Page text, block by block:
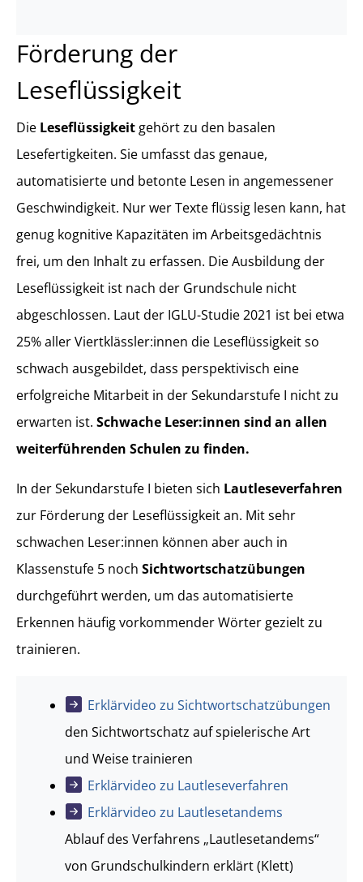
Förderung der
Leseflüssigkeit
Die Leseflüssigkeit gehört zu den basalen
Lesefertigkeiten. Sie umfasst das genaue,
automatisierte und betonte Lesen in angemessener
Geschwindigkeit. Nur wer Texte flüssig lesen kann, hat
genug kognitive Kapazitäten im Arbeitsgedächtnis
frei, um den Inhalt zu erfassen. Die Ausbildung der
Leseflüssigkeit ist nach der Grundschule nicht
abgeschlossen. Laut der IGLU-Studie 2021 ist bei etwa
25% aller Viertklässler:innen die Leseflüssigkeit so
schwach ausgebildet, dass perspektivisch eine
erfolgreiche Mitarbeit in der Sekundarstufe I nicht zu
erwarten ist. Schwache Leser:innen sind an allen
weiterführenden Schulen zu finden.
In der Sekundarstufe I bieten sich Lautleseverfahren
zur Förderung der Leseflüssigkeit an. Mit sehr
schwachen Leser:innen können aber auch in
Klassenstufe 5 noch Sichtwortschatzübungen
durchgeführt werden, um das automatisierte
Erkennen häufig vorkommender Wörter gezielt zu
trainieren.
Erklärvideo zu Sichtwortschatzübungen
den Sichtwortschatz auf spielerische Art
und Weise trainieren
Erklärvideo zu Lautleseverfahren
Erklärvideo zu Lautlesetandems
Ablauf des Verfahrens „Lautlesetandems“
von Grundschulkindern erklärt (Klett)